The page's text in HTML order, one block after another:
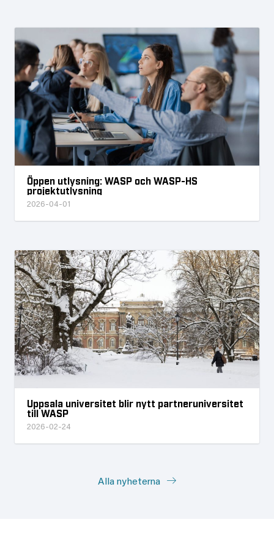
Öppen utlysning: WASP och WASP-HS
projektutlysning
2026-04-01
Uppsala universitet blir nytt partneruniversitet
till WASP
2026-02-24
Alla nyheterna